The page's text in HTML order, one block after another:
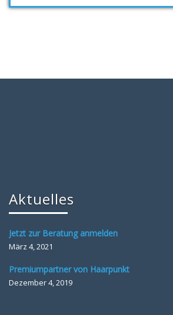
Aktuelles
Jetzt zur Beratung anmelden
März 4, 2021
Premiumpartner von Haarpunkt
Dezember 4, 2019